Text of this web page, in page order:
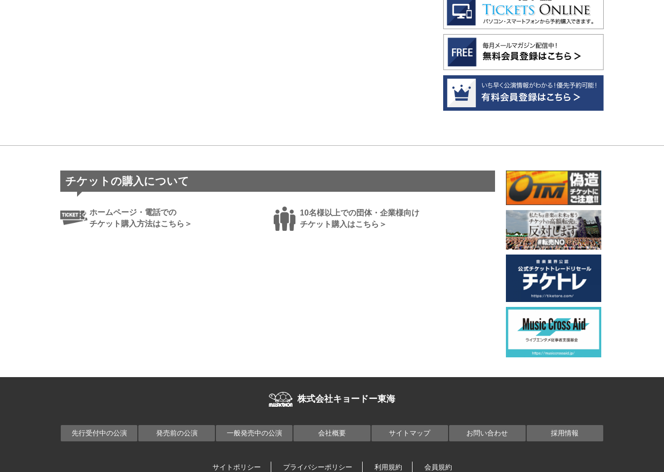
チケットの購入について
ホームページ・電話での
チケット購入方法はこちら＞
10名様以上での団体・企業様向け
チケット購入はこちら＞
株式会社キョードー東海
先行受付中の公演 発売前の公演 一般発売中の公演 会社概要 サイトマップ お問い合わせ 採用情報
サイトポリシー プライバシーポリシー 利用規約 会員規約